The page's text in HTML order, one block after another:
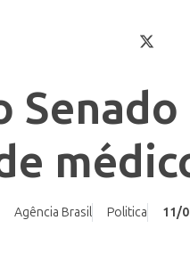
Agência Brasil Politica 11/